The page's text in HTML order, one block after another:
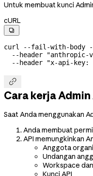
Untuk membuat kunci
cURL

curl --fail-with-body -
  --header
"anthropic-
  --header
"x-api-key:

Cara kerja Admin
Saat Anda menggunakan
Anda membuat
API memungkinkan
Anggota
Undangan
Workspace
Kunci API